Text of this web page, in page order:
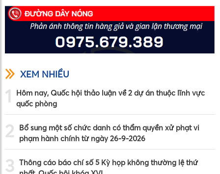
XEM NHIỀU
1
Hôm nay, Quốc hội thảo luận về 2 dự án thuộc lĩnh vực
quốc phòng
2
Bổ sung một số chức danh có thẩm quyền xử phạt vi
phạm hành chính từ ngày 26-9-2026
3 Thông cáo báo chí số 5 Kỳ họp không thường lệ thứ